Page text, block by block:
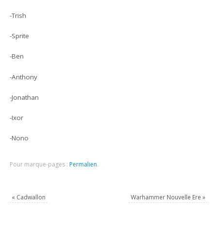
-Trish
-Sprite
-Ben
-Anthony
-Jonathan
-Ixor
-Nono
Pour marque-pages : Permalien.
« Cadwallon Warhammer Nouvelle Ere »